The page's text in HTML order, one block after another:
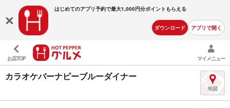
はじめてのアプリ予約で最大1,000円分ポイントもらえる
ダウンロード アプリで開く
お店TOP マイメニュー
カラオケバーナビーブルーダイナー